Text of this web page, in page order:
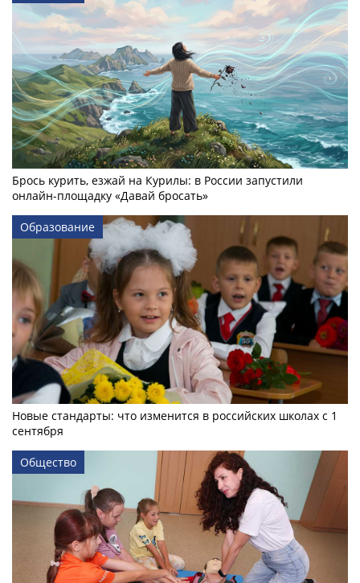
Брось курить, езжай на Курилы: в России запустили
онлайн-­площадку «Давай бросать»
Образование
Новые стандарты: что изменится в российских школах с 1
сентября
Общество